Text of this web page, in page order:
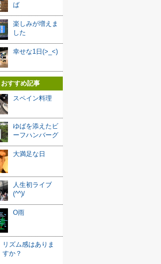
ば
楽しみが増えま
した
幸せな1日(>_<)
おすすめ記事
スペイン料理
ゆばを添えたビ
ーフハンバーグ
大満足な日
人生初ライブ
(^^)/
O雨
リズム感はありま
すか？